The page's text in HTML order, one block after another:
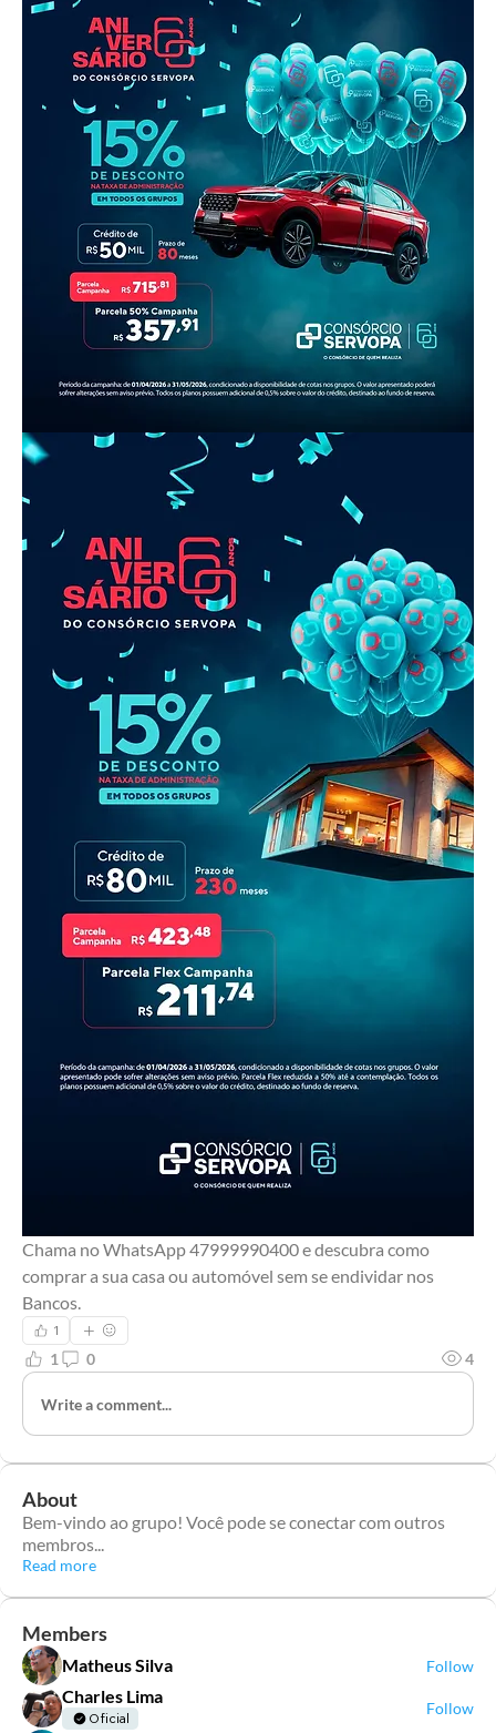
Chama no WhatsApp 47999990400 e descubra como
comprar a sua casa ou automóvel sem se endividar nos
Bancos.
1
1 0 4
Write a comment...
About
Bem-vindo ao grupo! Você pode se conectar com outros
membros...
Read more
Members
Matheus Silva Follow
Charles Lima
Oficial
Follow